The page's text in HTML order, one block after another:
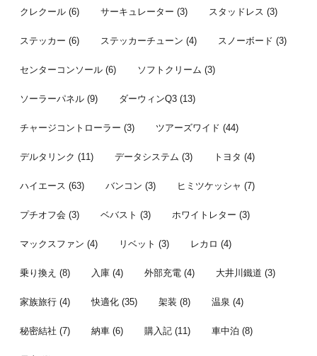
クレクール (6) サーキュレーター (3) スタッドレス (3)
ステッカー (6) ステッカーチューン (4) スノーボード (3)
センターコンソール (6) ソフトクリーム (3)
ソーラーパネル (9) ダーウィンQ3 (13)
チャージコントローラー (3) ツアーズワイド (44)
デルタリンク (11) データシステム (3) トヨタ (4)
ハイエース (63) バンコン (3) ヒミツケッシャ (7)
プチオフ会 (3) ベバスト (3) ホワイトレター (3)
マックスファン (4) リベット (3) レカロ (4)
乗り換え (8) 入庫 (4) 外部充電 (4) 大井川鐵道 (3)
家族旅行 (4) 快適化 (35) 架装 (8) 温泉 (4)
秘密結社 (7) 納車 (6) 購入記 (11) 車中泊 (8)